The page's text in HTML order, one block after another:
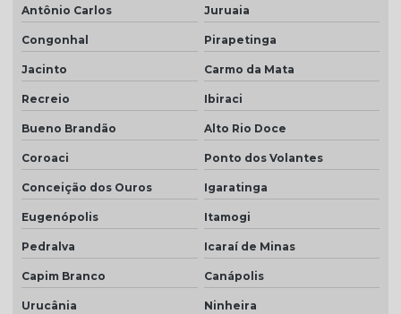
Antônio Carlos Juruaia
Congonhal Pirapetinga
Jacinto Carmo da Mata
Recreio Ibiraci
Bueno Brandão Alto Rio Doce
Coroaci Ponto dos Volantes
Conceição dos Ouros Igaratinga
Eugenópolis Itamogi
Pedralva Icaraí de Minas
Capim Branco Canápolis
Urucânia Ninheira